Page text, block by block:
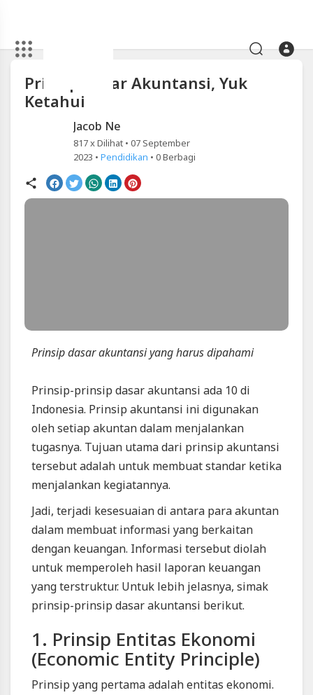
Artikel
Prinsip
Dasar
Akuntansi,
Ketahui
Blackexpo
Prinsip
Akuntansi,
Ketahui
Blackexpo
Platform
Berbagi
Video
Indonesia
Artikel
Terbaru
Blackexpo
Prinsip
Dasar
Akuntansi,
Prinsip Dasar Akuntansi, Yuk
Ketahui
Jacob Ne
817 x Dilihat • 07 September
2023 •Pendidikan •0Berbagi
Prinsip dasar akuntansi yang harus dipahami
Prinsip-prinsip dasar akuntansi ada 10 di
Indonesia. Prinsip akuntansi ini digunakan
oleh setiap akuntan dalam menjalankan
tugasnya. Tujuan utama dari prinsip akuntansi
tersebut adalah untuk membuat standar ketika
menjalankan kegiatannya.
Jadi, terjadi kesesuaian di antara para akuntan
dalam membuat informasi yang berkaitan
dengan keuangan. Informasi tersebut diolah
untuk memperoleh hasil laporan keuangan
yang terstruktur. Untuk lebih jelasnya, simak
prinsip-prinsip dasar akuntansi berikut.
1. Prinsip Entitas Ekonomi
(Economic Entity Principle)
Prinsip yang pertama adalah entitas ekonomi.